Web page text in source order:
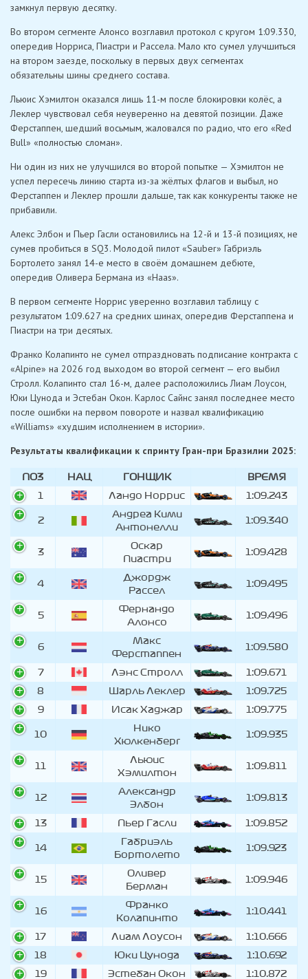
замкнул первую десятку.
Во втором сегменте Алонсо возглавил протокол с кругом 1:09.330,
опередив Норриса, Пиастри и Рассела. Мало кто сумел улучшиться
на втором заезде, поскольку в первых двух сегментах
обязательны шины среднего состава.
Льюис Хэмилтон оказался лишь 11-м после блокировки колёс, а
Леклер чувствовал себя неуверенно на девятой позиции. Даже
Ферстаппен, шедший восьмым, жаловался по радио, что его «Red
Bull» «полностью сломан».
Ни один из них не улучшился во второй попытке — Хэмилтон не
успел пересечь линию старта из-за жёлтых флагов и выбыл, но
Ферстаппен и Леклер прошли дальше, так как конкуренты также не
прибавили.
Алекс Элбон и Пьер Гасли остановились на 12-й и 13-й позициях, не
сумев пробиться в SQ3. Молодой пилот «Sauber» Габриэль
Бортолето занял 14-е место в своём домашнем дебюте,
опередив Оливера Бермана из «Haas».
В первом сегменте Норрис уверенно возглавил таблицу с
результатом 1:09.627 на средних шинах, опередив Ферстаппена и
Пиастри на три десятых.
Франко Колапинто не сумел отпраздновать подписание контракта с
«Alpine» на 2026 год выходом во второй сегмент — его выбил
Стролл. Колапинто стал 16-м, далее расположились Лиам Лоусон,
Юки Цунода и Эстебан Окон. Карлос Сайнс занял последнее место
после ошибки на первом повороте и назвал квалификацию
«Williams» «худшим исполнением в истории».
Результаты квалификации к спринту Гран-при Бразилии 2025:
ПОЗ НАЦ ГОНЩИК ВРЕМЯ
1 Ландо Норрис 1:09.243
2
Андреа Кими
Антонелли
1:09.340
3
Оскар
Пиастри
1:09.428
4
Джордж
Рассел
1:09.495
5
Фернандо
Алонсо
1:09.496
6
Макс
Ферстаппен
1:09.580
7 Лэнс Стролл 1:09.671
8 Шарль Леклер 1:09.725
9 Исак Хаджар 1:09.775
10
Нико
Хюлкенберг
1:09.935
11
Льюис
Хэмилтон
1:09.811
12
Александр
Элбон
1:09.813
13 Пьер Гасли 1:09.852
14
Габриэль
Бортолето
1:09.923
15
Оливер
Берман
1:09.946
16
Франко
Колапинто
1:10.441
17 Лиам Лоусон 1:10.666
18 Юки Цунода 1:10.692
19 Эстебан Окон 1:10.872